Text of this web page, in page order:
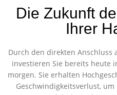
Die Zukunft
Ihrer
Durch den direkten Anschluss
investieren Sie bereits heute
morgen. Sie erhalten
Geschwindigkeitsverlust,